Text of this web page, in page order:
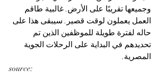
وجميعها تقريبًا على الأرض. غالبية طاقم
العمل يعملون لوقت قصير. سيبقى هذا على
حاله لفترة طويلة للموظفين الذين تم
تحديدهم في البداية على الرحلات الجوية
المصرية.
source: